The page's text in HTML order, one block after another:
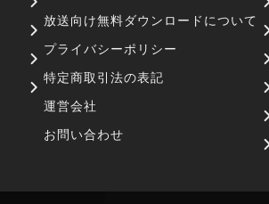
放送向け無料ダウンロードについて
プライバシーポリシー
特定商取引法の表記
運営会社
お問い合わせ